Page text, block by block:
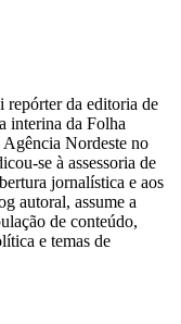
repórter da editoria de
interina da Folha
Nordeste no
se à assessoria de
jornalística e aos
autoral, assume a
de conteúdo,
e temas de